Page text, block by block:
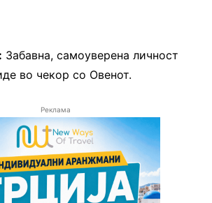
Забавна, самоуверена личност
во чекор со Овенот.
Реклама